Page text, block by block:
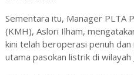
Sementara itu, Manager PLTA
(KMH), Aslori Ilham,
kini telah beroperasi penuh
utama pasokan listrik di